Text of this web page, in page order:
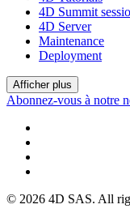
4D Summit
4D Server
Maintenance
Deployment
Afficher plus
Abonnez-vous à notre
© 2026 4D SAS. All